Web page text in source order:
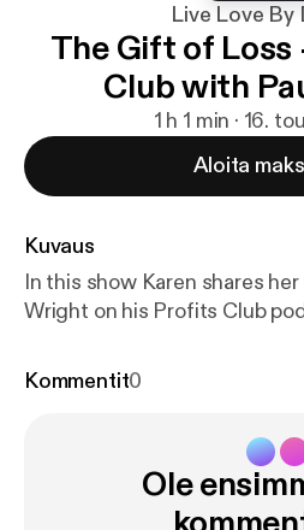
Live Love By
The Gift of
Club with
1 h 1 min · 16.
Aloita
Kuvaus
In this show Karen shares
Wright on his Profits Club
Kommentit0
Ole